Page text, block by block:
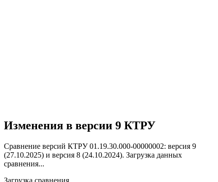
Изменения в версии 9 КТРУ
Сравнение версий КТРУ 01.19.30.000-00000002: версия 9
(27.10.2025) и версия 8 (24.10.2024). Загрузка данных
сравнения...
Загрузка сравнения...